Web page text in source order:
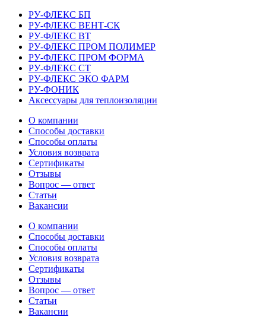
РУ-ФЛЕКС БП
РУ-ФЛЕКС ВЕНТ-СК
РУ-ФЛЕКС ВТ
РУ-ФЛЕКС ПРОМ ПОЛИМЕР
РУ-ФЛЕКС ПРОМ ФОРМА
РУ-ФЛЕКС СТ
РУ-ФЛЕКС ЭКО ФАРМ
РУ-ФОНИК
Аксессуары для теплоизоляции
О компании
Способы доставки
Способы оплаты
Условия возврата
Сертификаты
Отзывы
Вопрос — ответ
Статьи
Вакансии
О компании
Способы доставки
Способы оплаты
Условия возврата
Сертификаты
Отзывы
Вопрос — ответ
Статьи
Вакансии